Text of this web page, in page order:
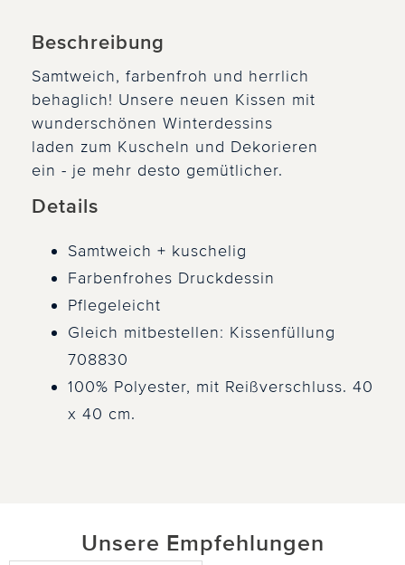
Beschreibung
Samtweich, farbenfroh und herrlich
behaglich! Unsere neuen Kissen mit
wunderschönen Winterdessins
laden zum Kuscheln und Dekorieren
ein - je mehr desto gemütlicher.
Details
Samtweich + kuschelig
Farbenfrohes Druckdessin
Pflegeleicht
Gleich mitbestellen: Kissenfüllung
708830
100% Polyester, mit Reißverschluss. 40
x 40 cm.
Unsere Empfehlungen